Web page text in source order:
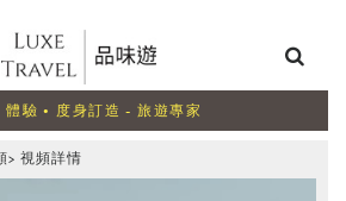
體驗 • 度身訂造 - 旅遊專家
> 視頻詳情